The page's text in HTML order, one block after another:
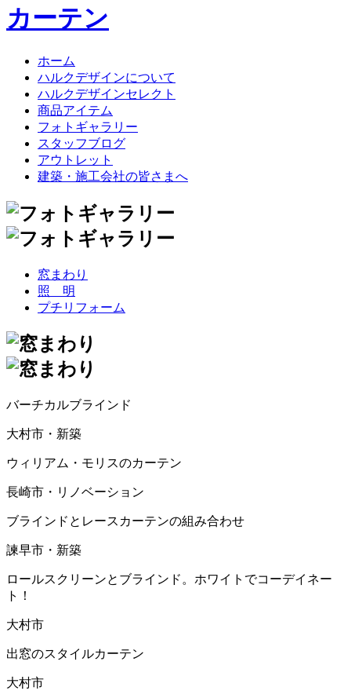
ホーム
ハルクデザインについて
ハルクデザインセレクト
商品アイテム
フォトギャラリー
スタッフブログ
アウトレット
建築・施工会社の皆さまへ
窓まわり
照 明
プチリフォーム
バーチカルブラインド
大村市・新築
ウィリアム・モリスのカーテン
長崎市・リノベーション
ブラインドとレースカーテンの組み合わせ
諫早市・新築
ロールスクリーンとブラインド。ホワイトでコーデイネー
ト！
大村市
出窓のスタイルカーテン
大村市